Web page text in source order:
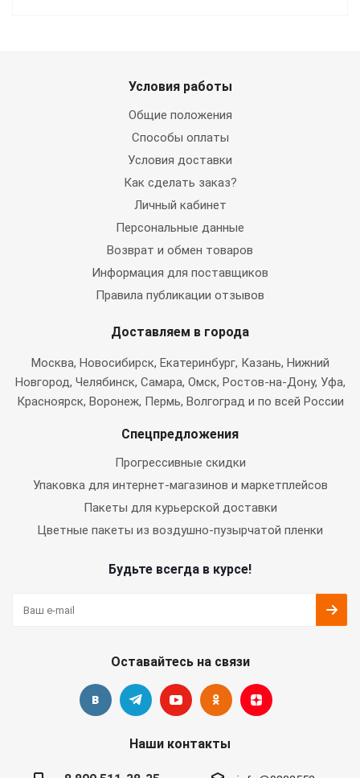
Условия работы
Общие положения
Способы оплаты
Условия доставки
Как сделать заказ?
Личный кабинет
Персональные данные
Возврат и обмен товаров
Информация для поставщиков
Правила публикации отзывов
Доставляем в города
Москва, Новосибирск, Екатеринбург, Казань, Нижний
Новгород, Челябинск, Самара, Омск, Ростов-на-Дону, Уфа,
Красноярск, Воронеж, Пермь, Волгоград и по всей России
Спецпредложения
Прогрессивные скидки
Упаковка для интернет-магазинов и маркетплейсов
Пакеты для курьерской доставки
Цветные пакеты из воздушно-пузырчатой пленки
Будьте всегда в курсе!
Оставайтесь на связи
Наши контакты